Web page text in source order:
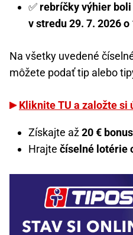
✅ rebríčky výhier
v stredu 29. 7. 2026 o
Na všetky uvedené
môžete podať tip alebo
Kliknite TU a založte si
Získajte až20 €
Hrajte číselné lotérie